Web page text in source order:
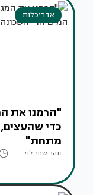
אדריכלות
"הרמנו את
כדי שהעצים,
מתחת"
זוהר שחר לוי